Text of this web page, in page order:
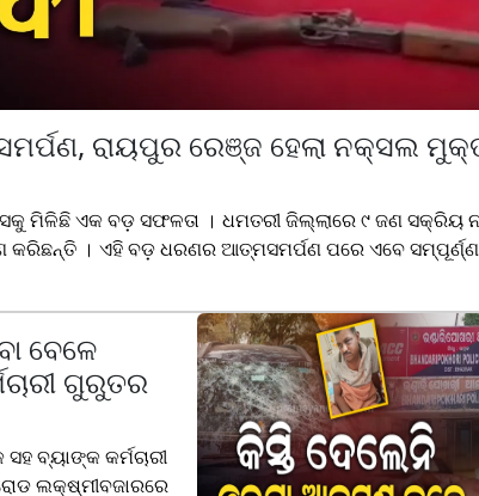
ରାୟପୁର ରେଞ୍ଜ ହେଲା ନକ୍ସଲ
ମିଳିଛି ଏକ ବଡ଼ ସଫଳତା । ଧମତରୀ ଜିଲ୍ଲାରେ ୯ ଜଣ ସକ୍ରିୟ
କରିଛନ୍ତି । ଏହି ବଡ଼ ଧରଣର ଆତ୍ମସମର୍ପଣ ପରେ ଏବେ ସମ୍ପୂର୍ଣ୍ଣ
ବେଳେ
ଗୁରୁତର
ବ୍ୟାଙ୍କ କର୍ମଚାରୀ
ଲକ୍ଷ୍ମୀବଜାରରେ